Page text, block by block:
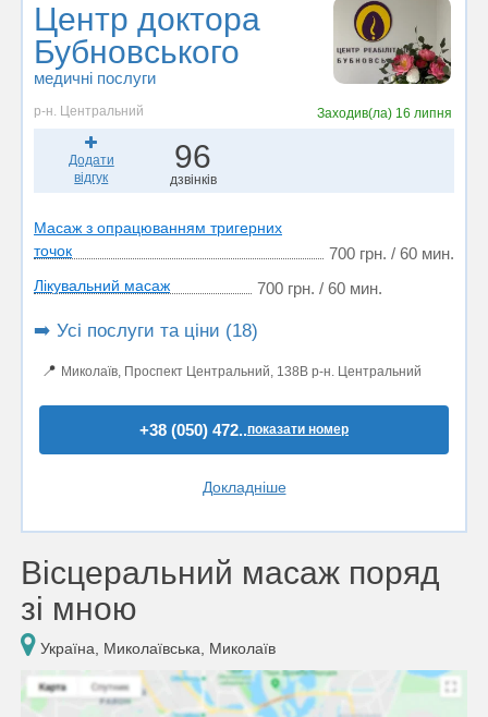
Центр доктора
Бубновського
медичні послуги
р-н. Центральний Заходив(ла) 16 липня
Додати
відгук
96
дзвінків
Масаж з опрацюванням тригерних
точок
700 грн. / 60 мин.
Лікувальний масаж 700 грн. / 60 мин.
➡️ Усі послуги та ціни (18)
📍 Миколаїв, Проспект Центральний, 138В р-н. Центральний
+38 (050) 472..показати номер
Докладніше
Вісцеральний масаж поряд
зі мною
Україна, Миколаївська, Миколаїв